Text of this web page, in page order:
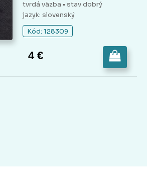
tvrdá väzba • stav dobrý
jazyk: slovenský
Kód: 128309
4 €